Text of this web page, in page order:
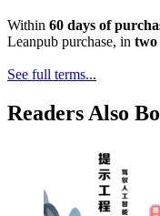
Within 60 days of
Leanpub purchase, in two
See full terms...
Readers Also